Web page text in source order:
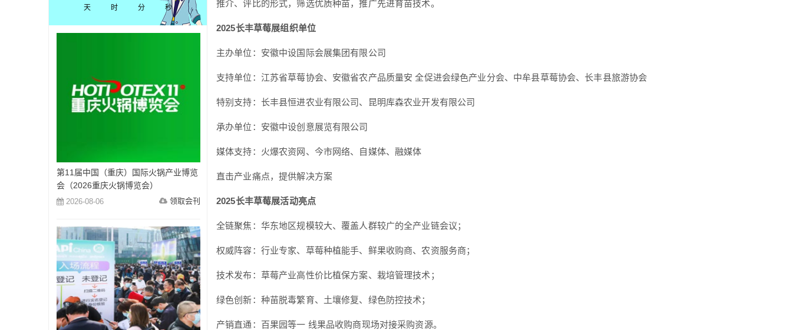
推介、评比的形式，筛选优质种苗，推广先进育苗技术。
2025长丰草莓展组织单位
主办单位：安徽中设国际会展集团有限公司
支持单位：江苏省草莓协会、安徽省农产品质量安 全促进会绿色产业分会、中牟县草莓协会、长丰县旅游协会
特别支持：长丰县恒进农业有限公司、昆明库森农业开发有限公司
承办单位：安徽中设创意展览有限公司
媒体支持：火爆农资网、今市网络、自媒体、融媒体
直击产业痛点，提供解决方案
2025长丰草莓展活动亮点
全链聚焦：华东地区规模较大、覆盖人群较广的全产业链会议；
权威阵容：行业专家、草莓种植能手、鲜果收购商、农资服务商；
技术发布：草莓产业高性价比植保方案、栽培管理技术；
绿色创新：种苗脱毒繁育、土壤修复、绿色防控技术；
产销直通：百果园等一 线果品收购商现场对接采购资源。
天 时 分 秒
第11届中国（重庆）国际火锅产业博览
会（2026重庆火锅博览会）
2026-08-06 领取会刊